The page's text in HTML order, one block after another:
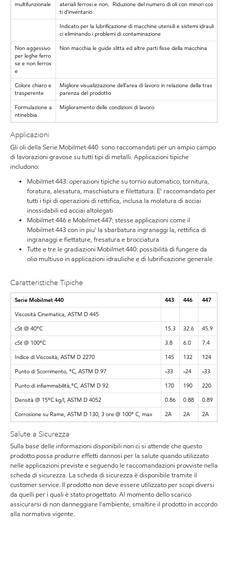
multifunzionale
ateriali ferrosi e non. Riduzione del numero di oli con minori cos
ti d'inventario
Indicato per la lubrificazione di macchine utensili e sistemi idrauli
ci eliminando i problemi di contaminazione
Non aggessivo
per leghe ferro
se e non ferros
e
Non macchia le guide slitta ed altre parti fisse della macchina
Colore chiaro e
trasperente
Migliore visualizzazione dell'area di lavoro in relazione della tras
parenza del prodotto
Formulazione a
ntinebbia
Miglioramento delle condizioni di lavoro
Applicazioni
Gli oli della Serie Mobilmet 440 sono raccomandati per un ampio campo
di lavorazioni gravose su tutti tipi di metalli. Applicazioni tipiche
includono:
Mobilmet 443: operazioni tipiche su tornio automatico, tornitura,
foratura, alesatura, maschiatura e filettatura. E' raccomandato per
tutti i tipi di operazioni di rettifica, inclusa la molatura di acciai
inossidabili ed acciai altolegati
Mobilmet 446 e Mobilmet 447: stesse applicazioni come il
Mobilmet 443 con in piu' la sbarbatura ingranaggi la, rettifica di
ingranaggi e fiettature, fresatura e brocciatura
Tutte e tre le gradiazioni Mobilmet 440: possibilità di fungere da
olio multiuso in applicazioni idrauliche e di lubrificazione generale
Caratteristiche Tipiche
Serie Mobilmet 440 443 446
447
Viscosità Cinematica, ASTM D 445
cSt @ 40°C
15.3 32.6
45.9
cSt @ 100°C
3.8 6.0
7.4
Indice di Viscosità, ASTM D 2270
145 132
124
Punto di Scorrimento, °C, ASTM D 97
-33 -24
-33
Punto di infiammabilità,°C, ASTM D 92
170 190
220
Densità @ 15°C kg/l, ASTM D 4052
0.86 0.88
0.89
Corrosione su Rame, ASTM D 130, 3 ore @ 100° C, max
2A 2A 2A
Salute a Sicurezza
Sulla base delle informazioni disponibili non ci si attende che questo
prodotto possa produrre effetti dannosi per la salute quando utilizzato
nelle applicazioni previste e seguendo le raccomandazioni provviste nella
scheda di sicurezza. La scheda di sicurezza è disponibile tramite il
customer service. Il prodotto non deve essere utilizzato per scopi diversi
da quelli per i quali è stato progettato. Al momento dello scarico
assicurarsi di non danneggiare l'ambiente, smaltire il prodotto in accordo
alla normativa vigente.